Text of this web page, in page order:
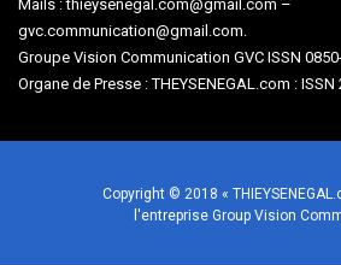
Mails : thieysenegal.com@gmail.com –
gvc.communication@gmail.com.
Groupe Vision Communication GVC ISSN
Organe de Presse : THEYSENEGAL.com : ISSN
Copyright © 2018 «
l'entreprise Group Vision